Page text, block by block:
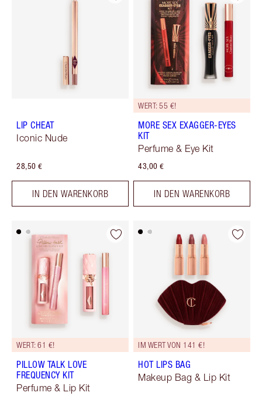
LIP CHEAT
Iconic Nude
28,50 €
IN DEN WARENKORB
WERT: 55 €!
MORE SEX EXAGGER-EYES
KIT
Perfume & Eye Kit
43,00 €
IN DEN WARENKORB
WERT: 61 €!
PILLOW TALK LOVE
FREQUENCY KIT
Perfume & Lip Kit
IM WERT VON 141 €!
HOT LIPS BAG
Makeup Bag & Lip Kit